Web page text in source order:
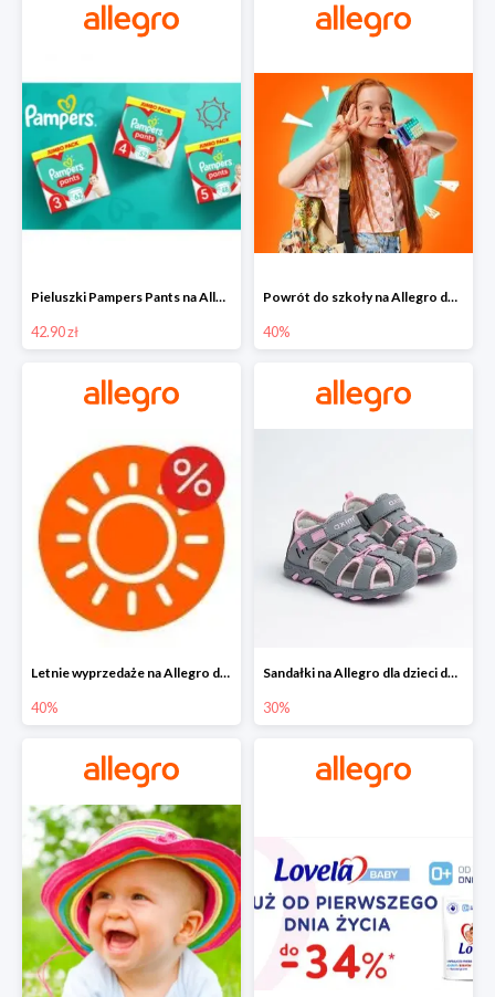
Pieluszki Pampers Pants na Allegro od 42,90 zł
42.90 zł
Powrót do szkoły na Allegro do -40%
40%
Letnie wyprzedaże na Allegro do -40%
40%
Sandałki na Allegro dla dzieci do -30%
30%